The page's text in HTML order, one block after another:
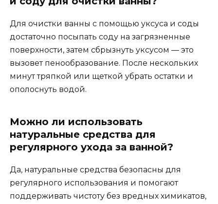
Для очистки ванны с помощью уксуса и соды
достаточно посыпать соду на загрязненные
поверхности, затем сбрызнуть уксусом — это
вызовет пенообразование. После нескольких
минут тряпкой или щеткой убрать остатки и
ополоснуть водой.
Можно ли использовать
натуральные средства для
регулярного ухода за ванной?
Да, натуральные средства безопасны для
регулярного использования и помогают
поддерживать чистоту без вредных химикатов,